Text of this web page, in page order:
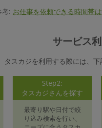
考: お仕事を依頼できる時間帯
サービス
タスカジを利用する際には、下
Step2:
タスカジさんを探す
最寄り駅や日付で絞
り込み検索を行い、